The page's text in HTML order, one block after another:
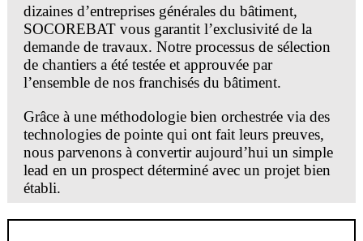
dizaines d’entreprises générales du bâtiment,
SOCOREBAT vous garantit l’exclusivité de la
demande de travaux. Notre processus de sélection
de chantiers a été testée et approuvée par
l’ensemble de nos franchisés du bâtiment.
Grâce à une méthodologie bien orchestrée via des
technologies de pointe qui ont fait leurs preuves,
nous parvenons à convertir aujourd’hui un simple
lead en un prospect déterminé avec un projet bien
établi.
Malgré les moyens financiers et l’investissement